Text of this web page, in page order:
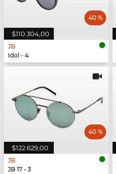
$110.304,00
40 %
JB
Idol - 4
$122.629,00
40 %
JB
JB 17 - 3